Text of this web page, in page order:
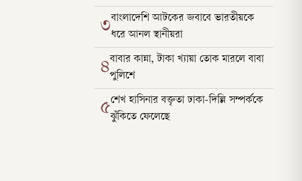
৩বাংলাদেশি আটকের জবাবে ভারতীয়কে
ধরে আনল স্থানীয়রা
৪বাবার কান্না, টাকা খ্যায়া তোক মারলে বাবা
পুলিশে
৫শেখ হাসিনার বক্তৃতা ঢাকা-দিল্লি সম্পর্ককে
ঝুঁকিতে ফেলেছে